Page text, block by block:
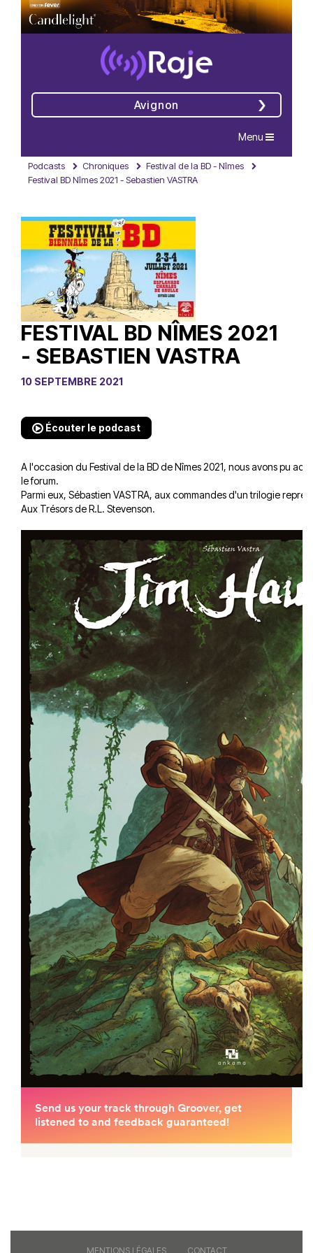
Avignon
Navigation
Menu
Podcasts Chroniques
Festival de la BD - Nîmes
Festival BD Nîmes 2021 - Sebastien VASTRA
FESTIVAL BD NÎMES 2021
- SEBASTIEN VASTRA
10 SEPTEMBRE 2021
Écouter le podcast
A l'occasion du Festival de la BD de Nîmes 2021, nous avons pu
le forum.
Parmi eux, Sébastien VASTRA, aux commandes d'un trilogie
Aux Trésors de R.L. Stevenson.
MENTIONS LÉGALES CONTACT